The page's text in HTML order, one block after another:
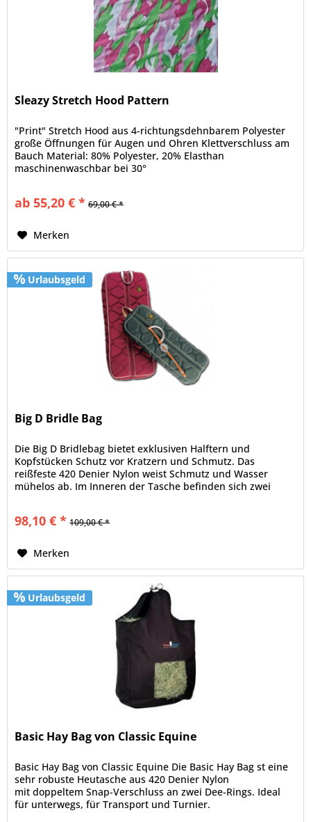
Sleazy Stretch Hood Pattern
"Print" Stretch Hood aus 4-richtungsdehnbarem Polyester
große Öffnungen für Augen und Ohren Klettverschluss am
Bauch Material: 80% Polyester, 20% Elasthan
maschinenwaschbar bei 30°
ab 55,20 € * 69,00 € *
Merken
Urlaubsgeld
Big D Bridle Bag
Die Big D Bridlebag bietet exklusiven Halftern und
Kopfstücken Schutz vor Kratzern und Schmutz. Das
reißfeste 420 Denier Nylon weist Schmutz und Wasser
mühelos ab. Im Inneren der Tasche befinden sich zwei
98,10 € * 109,00 € *
Merken
Urlaubsgeld
Basic Hay Bag von Classic Equine
Basic Hay Bag von Classic Equine Die Basic Hay Bag st eine
sehr robuste Heutasche aus 420 Denier Nylon
mit doppeltem Snap-Verschluss an zwei Dee-Rings. Ideal
für unterwegs, für Transport und Turnier.